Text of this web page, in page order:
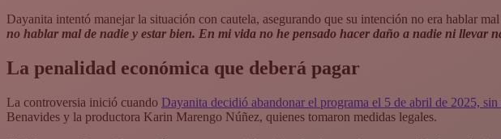
Dayanita intentó manejar la situación con cautela, asegurando que su intención no era hablar
no hablar mal de nadie y estar bien. En mi vida no he pensado hacer daño a nadie ni llevar
La penalidad económica que deberá pagar
La controversia inició cuando Dayanita decidió abandonar el programa el 5 de abril de 2025,
Benavides y la productora Karin Marengo Núñez, quienes tomaron medidas legales.